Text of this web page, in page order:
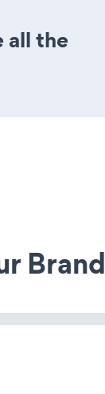
all the
Brand